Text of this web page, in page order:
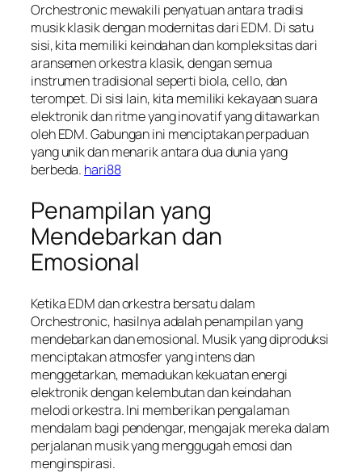
Orchestronic mewakili penyatuan antara tradisi
musik klasik dengan modernitas dari EDM. Di satu
sisi, kita memiliki keindahan dan kompleksitas dari
aransemen orkestra klasik, dengan semua
instrumen tradisional seperti biola, cello, dan
terompet. Di sisi lain, kita memiliki kekayaan suara
elektronik dan ritme yang inovatif yang ditawarkan
oleh EDM. Gabungan ini menciptakan perpaduan
yang unik dan menarik antara dua dunia yang
berbeda. hari88
Penampilan yang
Mendebarkan dan
Emosional
Ketika EDM dan orkestra bersatu dalam
Orchestronic, hasilnya adalah penampilan yang
mendebarkan dan emosional. Musik yang diproduksi
menciptakan atmosfer yang intens dan
menggetarkan, memadukan kekuatan energi
elektronik dengan kelembutan dan keindahan
melodi orkestra. Ini memberikan pengalaman
mendalam bagi pendengar, mengajak mereka dalam
perjalanan musik yang menggugah emosi dan
menginspirasi.